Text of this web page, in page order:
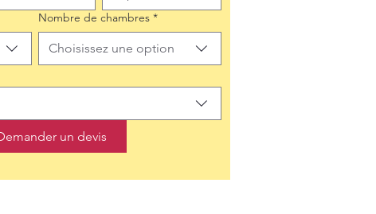
Nombre de chambres *
Choisissez une option
un devis